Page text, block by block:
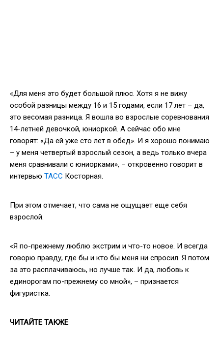
«Для меня это будет большой плюс. Хотя я не вижу
особой разницы между 16 и 15 годами, если 17 лет – да,
это весомая разница. Я вошла во взрослые соревнования
14-летней девочкой, юниоркой. А сейчас обо мне
говорят: «Да ей уже сто лет в обед». И я хорошо понимаю
– у меня четвертый взрослый сезон, а ведь только вчера
меня сравнивали с юниорками», – откровенно говорит в
интервью ТАСС Косторная.
При этом отмечает, что сама не ощущает еще себя
взрослой.
«Я по-прежнему люблю экстрим и что-то новое. И всегда
говорю правду, где бы и кто бы меня ни спросил. Я потом
за это расплачиваюсь, но лучше так. И да, любовь к
единорогам по-прежнему со мной», – признается
фигуристка.
ЧИТАЙТЕ ТАКЖЕ